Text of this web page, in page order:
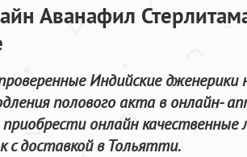
Аванафил
Индийские
полового акта в онлайн-
онлайн качественные
с доставкой в Тольятти.